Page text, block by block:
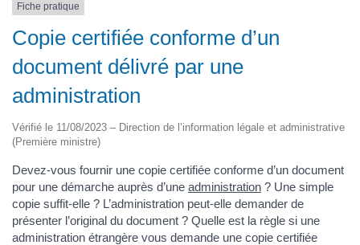
Fiche pratique
Copie certifiée conforme d’un
document délivré par une
administration
Vérifié le 11/08/2023 – Direction de l’information légale et administrative
(Première ministre)
Devez-vous fournir une copie certifiée conforme d’un document
pour une démarche auprès d’une administration ? Une simple
copie suffit-elle ? L’administration peut-elle demander de
présenter l’original du document ? Quelle est la règle si une
administration étrangère vous demande une copie certifiée